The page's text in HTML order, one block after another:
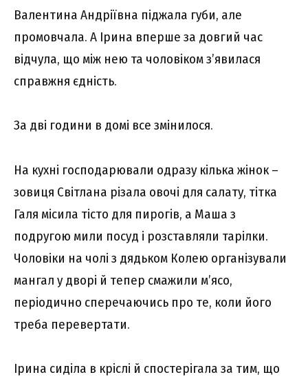
Валентина Андріївна піджала губи, але
промовчала. А Ірина вперше за довгий час
відчула, що між нею та чоловіком з’явилася
справжня єдність.
За дві години в домі все змінилося.
На кухні господарювали одразу кілька жінок –
зовиця Світлана різала овочі для салату, тітка
Галя місила тісто для пирогів, а Маша з
подругою мили посуд і розставляли тарілки.
Чоловіки на чолі з дядьком Колею організували
мангал у дворі й тепер смажили м’ясо,
періодично сперечаючись про те, коли його
треба перевертати.
Ірина сиділа в кріслі й спостерігала за тим, що